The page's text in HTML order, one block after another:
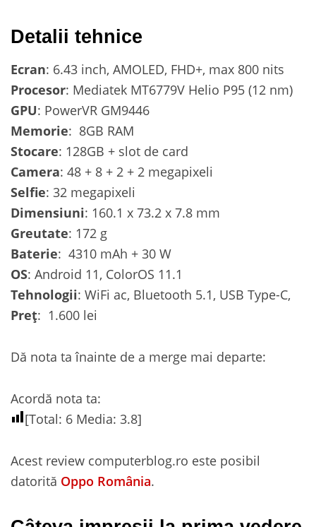
Detalii tehnice
Ecran: 6.43 inch, AMOLED, FHD+, max 800 nits
Procesor: Mediatek MT6779V Helio P95 (12 nm)
GPU: PowerVR GM9446
Memorie: 8GB RAM
Stocare: 128GB + slot de card
Camera: 48 + 8 + 2 + 2 megapixeli
Selfie: 32 megapixeli
Dimensiuni: 160.1 x 73.2 x 7.8 mm
Greutate: 172 g
Baterie: 4310 mAh + 30 W
OS: Android 11, ColorOS 11.1
Tehnologii: WiFi ac, Bluetooth 5.1, USB Type-C,
Preț: 1.600 lei
Dă nota ta înainte de a merge mai departe:
Acordă nota ta:
[Total: 6 Media: 3.8]
Acest review computerblog.ro este posibil
datorită Oppo România.